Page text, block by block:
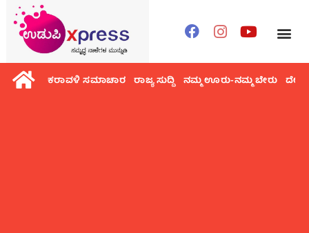
ಕರಾವಳಿ ಸಮಾಚಾರ ರಾಜ್ಯ ಸುದ್ದಿ ನಮ್ಮ ಊರು-ನಮ್ಮ ಬೇರು ದೇಶ